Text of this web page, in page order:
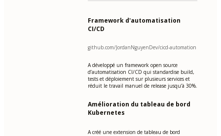
Framework d'automatisation
CI/CD
github.com/JordanNguyenDev/cicd-automation
A développé un framework open source
d’automatisation CI/CD qui standardise build,
tests et déploiement sur plusieurs services et
réduit le travail manuel de release jusqu’à 30%.
Amélioration du tableau de bord
Kubernetes
A créé une extension de tableau de bord